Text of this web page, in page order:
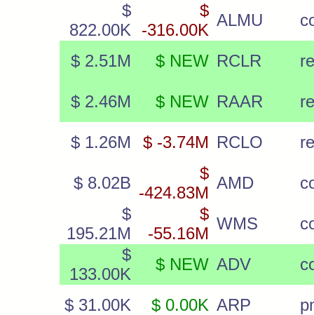
$
822.00K
$
-316.00K
ALMU
$ 2.51M $ NEW RCLR
$ 2.46M $ NEW RAAR
$ 1.26M $ -3.74M RCLO
$ 8.02B
$
-424.83M
AMD
$
195.21M
$
-55.16M
WMS
$
133.00K
$ NEW ADV
$ 31.00K $ 0.00K ARP